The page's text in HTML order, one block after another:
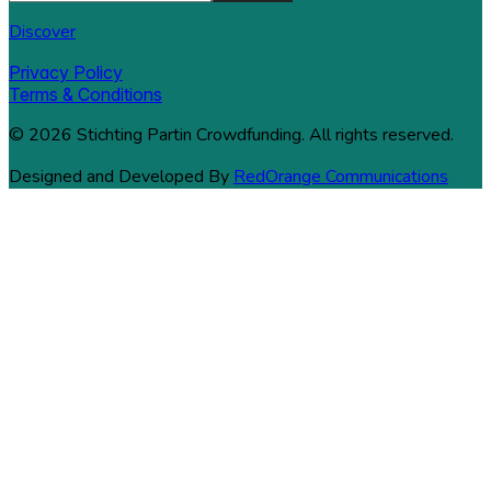
Discover
Privacy Policy
Terms & Conditions
© 2026 Stichting Partin Crowdfunding. All rights reserved.
Designed and Developed By RedOrange Communications